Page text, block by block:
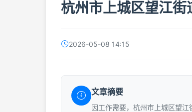
杭州市上城区望江
2026-05-08 14:15
文章摘要
因工作需要，杭州市上城区望